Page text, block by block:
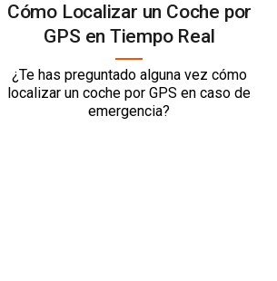
Cómo Localizar un Coche por
GPS en Tiempo Real
¿Te has preguntado alguna vez cómo
localizar un coche por GPS en caso de
emergencia?